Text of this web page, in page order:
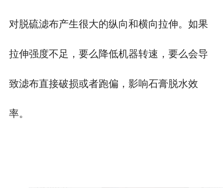
对脱硫滤布产生很大的纵向和横向拉伸。如果
拉伸强度不足，要么降低机器转速，要么会导
致滤布直接破损或者跑偏，影响石膏脱水效
率。